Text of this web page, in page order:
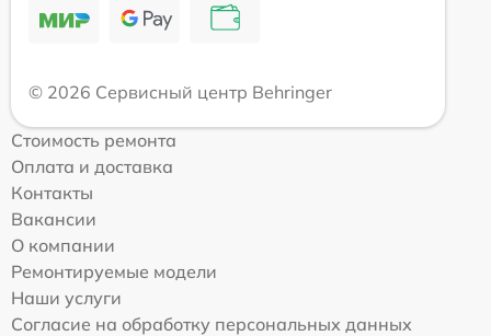
© 2026 Сервисный центр Behringer
Стоимость ремонта
Оплата и доставка
Контакты
Вакансии
О компании
Ремонтируемые модели
Наши услуги
Согласие на обработку персональных данных